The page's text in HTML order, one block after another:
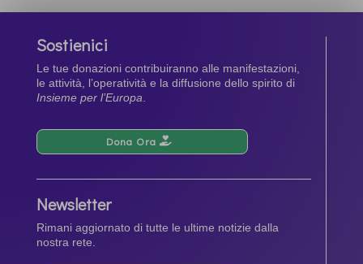
Sostienici
Le tue donazioni contribuiranno alle manifestazioni,
le attività, l’operatività e la diffusione dello spirito di
Insieme per l’Europa
Dona Ora
Newsletter
Rimani aggiornato di tutte le ultime notizie dalla
nostra rete.